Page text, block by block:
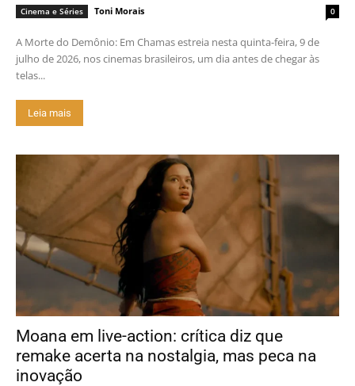
Cinema e Séries Toni Morais 0
A Morte do Demônio: Em Chamas estreia nesta quinta-feira, 9 de
julho de 2026, nos cinemas brasileiros, um dia antes de chegar às
telas...
Leia mais
Moana em live-action: crítica diz que
remake acerta na nostalgia, mas peca na
inovação